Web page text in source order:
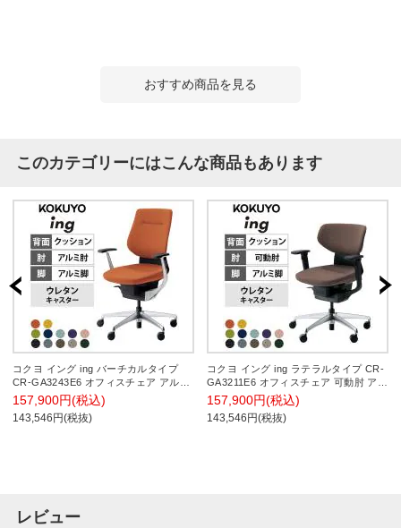
おすすめ商品を見る
このカテゴリーにはこんな商品もあります
コクヨ イング ing バーチカルタイプ
CR-GA3243E6 オフィスチェア アルミ
肘(固定肘) アルミポリッシュ脚 ウレタ
ンキャスター クッションタイプ 布張り
157,900円(税込)
143,546円(税抜)
コクヨ イング ing ラテラルタイプ CR-
GA3211E6 オフィスチェア 可動肘 アル
ミポリッシュ脚 ウレタンキャスター ク
ッションタイプ 布張り
157,900円(税込)
143,546円(税抜)
レビュー